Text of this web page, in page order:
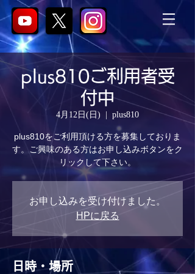
plus810ご利用者受
付中
4月12日(日) plus810
plus810をご利用頂ける方を募集しておりま
す。ご興味のある方はお申し込みボタンをク
リックして下さい。
お申し込みを受け付けました。
HPに戻る
日時・場所